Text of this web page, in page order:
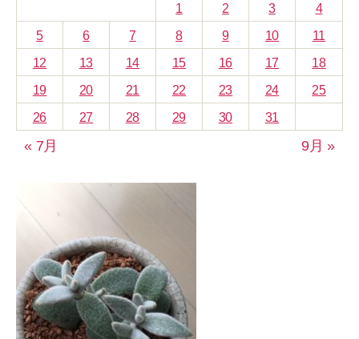
1
2 3
4
5
6 7 8 9 10
11
12
13 14 15 16 17
18
19
20 21 22 23 24
25
26
27 28 29 30 31
« 7月 9月 »